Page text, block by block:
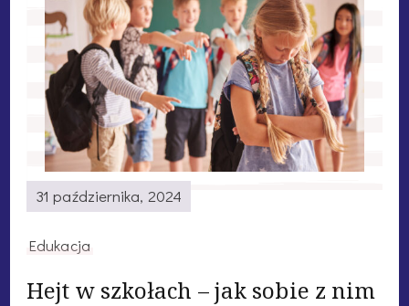
31 października, 2024
Edukacja
Hejt w szkołach – jak sobie z nim